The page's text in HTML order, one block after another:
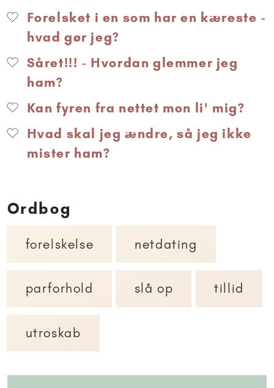
Forelsket i en som har en kæreste -
hvad gør jeg?
Såret!!! - Hvordan glemmer jeg
ham?
Kan fyren fra nettet mon li' mig?
Hvad skal jeg ændre, så jeg ikke
mister ham?
Ordbog
forelskelse netdating
parforhold slå op tillid
utroskab